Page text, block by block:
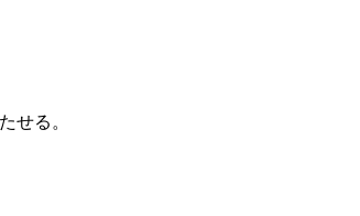
せる。